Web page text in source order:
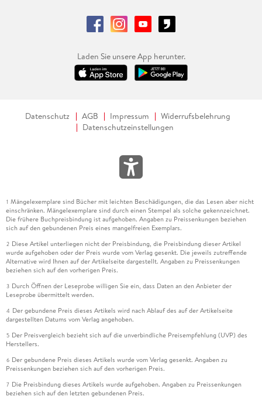
Laden Sie unsere App herunter.
Datenschutz AGB Impressum
Widerrufsbelehrung
Datenschutzeinstellungen
1 Mängelexemplare sind Bücher mit leichten Beschädigungen, die das Lesen aber nicht
einschränken. Mängelexemplare sind durch einen Stempel als solche gekennzeichnet.
Die frühere Buchpreisbindung ist aufgehoben. Angaben zu Preissenkungen beziehen
sich auf den gebundenen Preis eines mangelfreien Exemplars.
2 Diese Artikel unterliegen nicht der Preisbindung, die Preisbindung dieser Artikel
wurde aufgehoben oder der Preis wurde vom Verlag gesenkt. Die jeweils zutreffende
Alternative wird Ihnen auf der Artikelseite dargestellt. Angaben zu Preissenkungen
beziehen sich auf den vorherigen Preis.
3 Durch Öffnen der Leseprobe willigen Sie ein, dass Daten an den Anbieter der
Leseprobe übermittelt werden.
4 Der gebundene Preis dieses Artikels wird nach Ablauf des auf der Artikelseite
dargestellten Datums vom Verlag angehoben.
5 Der Preisvergleich bezieht sich auf die unverbindliche Preisempfehlung (UVP) des
Herstellers.
6 Der gebundene Preis dieses Artikels wurde vom Verlag gesenkt. Angaben zu
Preissenkungen beziehen sich auf den vorherigen Preis.
7 Die Preisbindung dieses Artikels wurde aufgehoben. Angaben zu Preissenkungen
beziehen sich auf den letzten gebundenen Preis.